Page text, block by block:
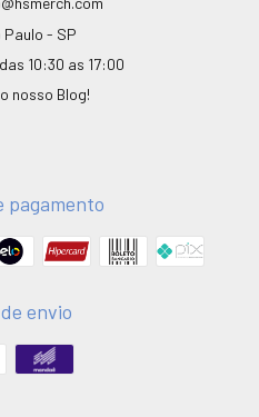
Paulo - SP
10:30 as 17:00
nosso Blog!
pagamento
envio